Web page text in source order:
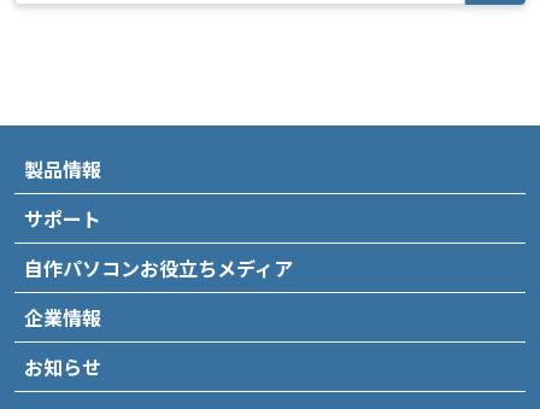
製品情報
サポート
自作パソコンお役立ちメディア
企業情報
お知らせ